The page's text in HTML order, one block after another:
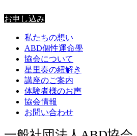
お申し込み
私たちの想い
ABD個性運命學
協会について
星里奏の紐解き
講座のご案内
体験者様のお声
協会情報
お問い合わせ